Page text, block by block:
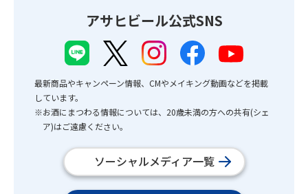
アサヒビール公式SNS
最新商品やキャンペーン情報、CMやメイキング動画などを掲載
しています。
※お酒にまつわる情報については、20歳未満の方への共有(シェ
ア)はご遠慮ください。
ソーシャルメディア一覧